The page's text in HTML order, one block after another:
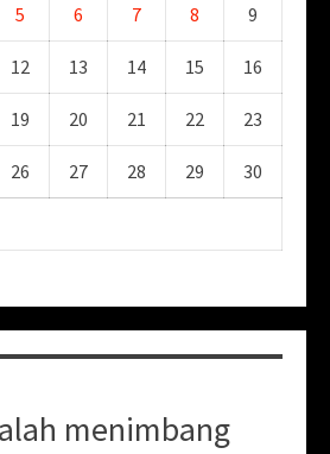
5 6 7 8 9
12 13 14 15 16
19 20 21 22 23
26 27 28 29 30
menimbang